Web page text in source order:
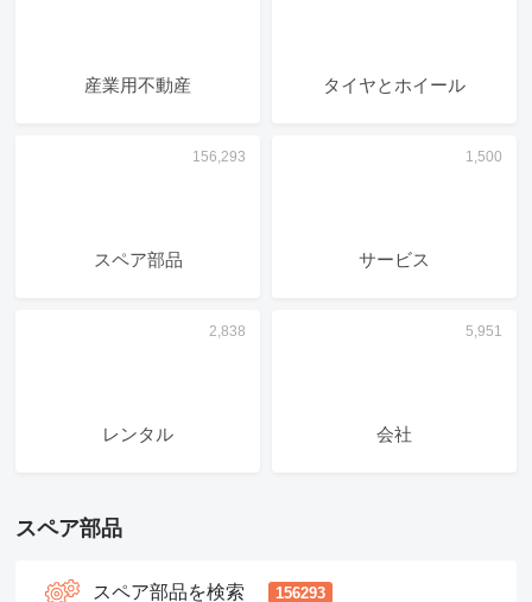
産業用不動産 タイヤとホイール
スペア部品 サービス
レンタル 会社
スペア部品
スペア部品を検索 156293